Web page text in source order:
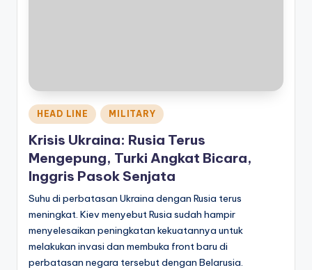
Posted
in
HEAD LINE MILITARY
Krisis Ukraina: Rusia Terus
Mengepung, Turki Angkat Bicara,
Inggris Pasok Senjata
Suhu di perbatasan Ukraina dengan Rusia terus
meningkat. Kiev menyebut Rusia sudah hampir
menyelesaikan peningkatan kekuatannya untuk
melakukan invasi dan membuka front baru di
perbatasan negara tersebut dengan Belarusia.